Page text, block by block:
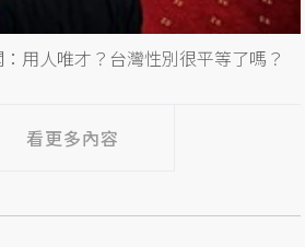
用人唯才？台灣性別很平等了嗎？
看更多內容